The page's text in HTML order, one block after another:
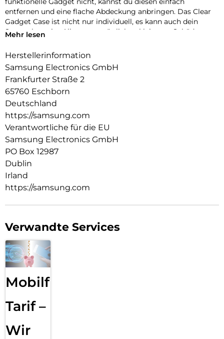
entfernen und eine flache Abdeckung anbringen. Das Clear
Gadget Case ist nicht nur individuell, es kann auch dein
Smartphone im Alltag vor möglichen kleineren Schäden
Mehr lesen
Herstellerinformation
Samsung Electronics GmbH
Frankfurter Straße 2
65760 Eschborn
Deutschland
https://samsung.com
Verantwortliche für die EU
Samsung Electronics GmbH
PO Box 12987
Dublin
Irland
https://samsung.com
Verwandte Services
Mobilfunk
Tarif –
Wir